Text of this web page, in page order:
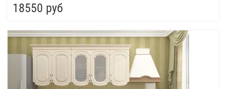
18550 руб